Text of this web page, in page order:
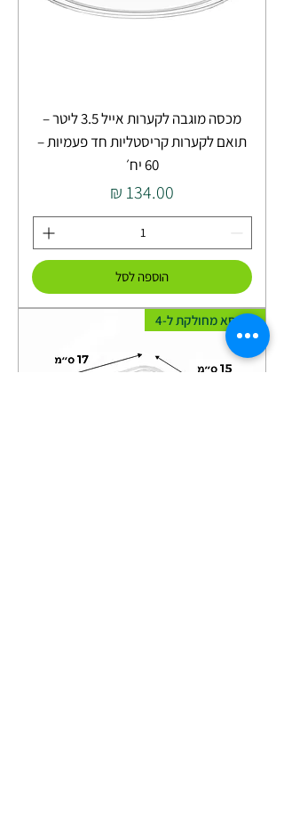
מכסה מוגבה לקערות אייל 3.5 ליטר –
תואם לקערות קריסטליות חד פעמיות –
60 יח׳
מחיר
הוספה לסל
קופסא מחולקת ל-4